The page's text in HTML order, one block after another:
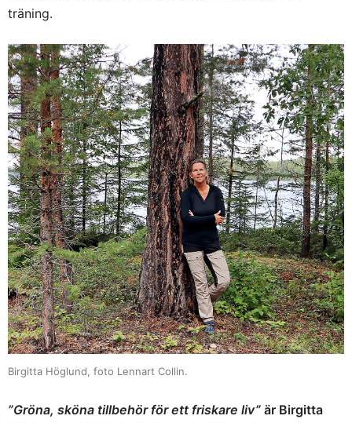
träning.
Birgitta Höglund, foto Lennart Collin.
”Gröna, sköna tillbehör för ett friskare liv” är Birgitta